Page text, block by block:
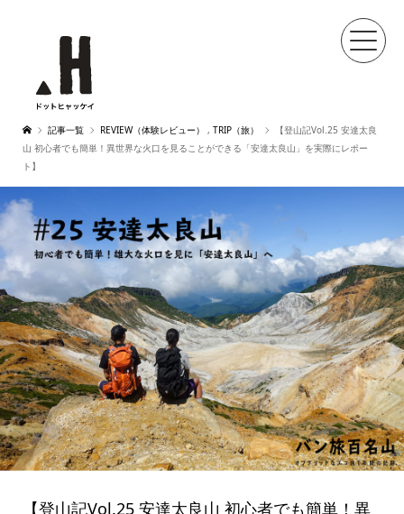
記事一覧 REVIEW（体験レビュー） , TRIP（旅）
【登山記Vol.25 安達太良
山 初心者でも簡単！異世界な火口を見ることができる「安達太良山」を実際にレポー
ト】
【登山記Vol.25 安達太良山 初心者でも簡単！異